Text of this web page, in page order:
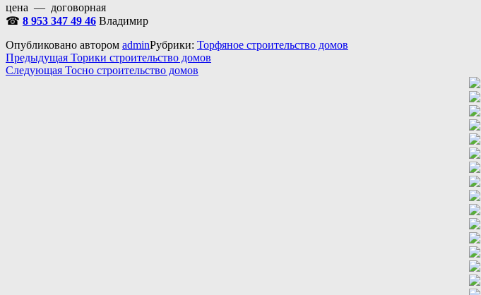
цена — договорная
☎ 8 953 347 49 46 Владимир
Опубликовано автором adminРубрики: Торфяное строительство домов
Навигация
по
Предыдущая Предыдущая
запись:
Торики строительство домов
Следующая Следующая
Тосно строительство домов